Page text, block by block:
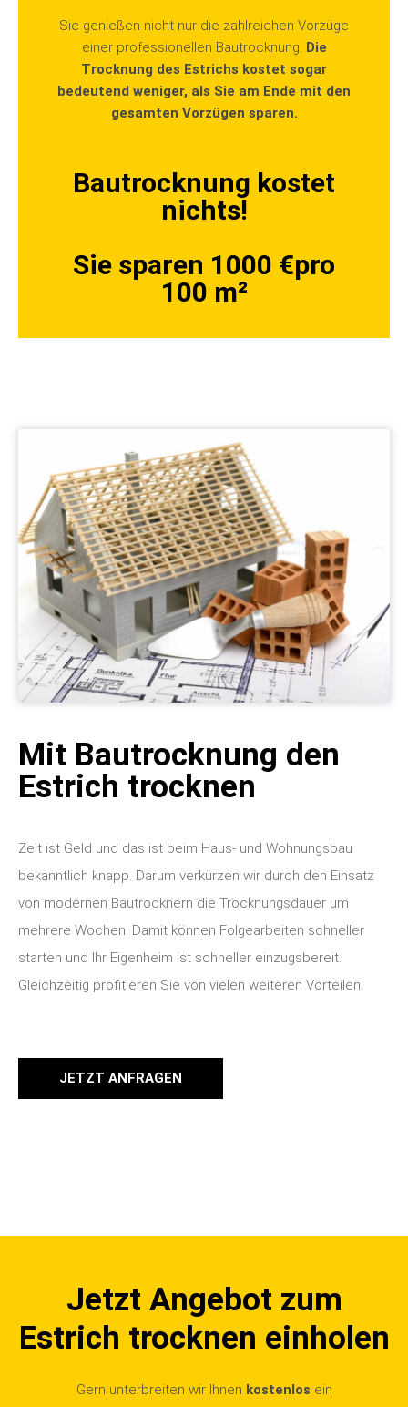
Sie genießen nicht nur die zahlreichen Vorzüge
einer professionellen Bautrocknung. Die
Trocknung des Estrichs kostet sogar
bedeutend weniger, als Sie am Ende mit den
gesamten Vorzügen sparen.
Bautrocknung kostet
nichts!
Sie sparen 1000 €pro
100 m²
Mit Bautrocknung den
Estrich trocknen
Zeit ist Geld und das ist beim Haus- und Wohnungsbau
bekanntlich knapp. Darum verkürzen wir durch den Einsatz
von modernen Bautrocknern die Trocknungsdauer um
mehrere Wochen. Damit können Folgearbeiten schneller
starten und Ihr Eigenheim ist schneller einzugsbereit.
Gleichzeitig profitieren Sie von vielen weiteren Vorteilen.
JETZT ANFRAGEN
Jetzt Angebot zum
Estrich trocknen einholen
Gern unterbreiten wir Ihnen kostenlos ein